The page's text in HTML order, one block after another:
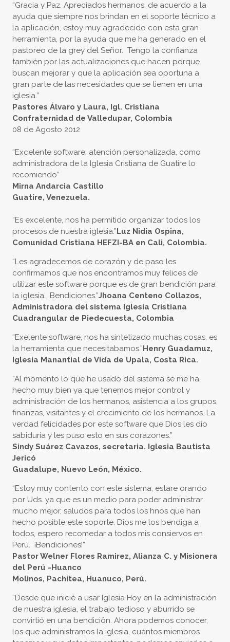
“Gracia y Paz. Apreciados hermanos, de acuerdo a la
ayuda que siempre nos brindan en el soporte técnico a
la aplicación, estoy muy agradecido con esta gran
herramienta, por la ayuda que me ha generado en el
pastoreo de la grey del Señor. Tengo la confianza
también por las actualizaciones que hacen porque
buscan mejorar y que la aplicación sea oportuna a
gran parte de las necesidades que se tienen en una
iglesia.”
Pastores Álvaro y Laura, Igl. Cristiana
Confraternidad de Valledupar, Colombia
08 de Agosto 2012
“Excelente software, atención personalizada, como
administradora de la Iglesia Cristiana de Guatire lo
recomiendo”
Mirna Andarcia Castillo
Guatire, Venezuela.
“Es excelente, nos ha permitido organizar todos los
procesos de nuestra iglesia.”Luz Nidia Ospina,
Comunidad Cristiana HEFZI-BA en Cali, Colombia.
“Les agradecemos de corazón y de paso les
confirmamos que nos encontramos muy felices de
utilizar este software porque es de gran bendición para
la iglesia… Bendiciones.”Jhoana Centeno Collazos,
Administradora del sistema Iglesia Cristiana
Cuadrangular de Piedecuesta, Colombia
“Exelente software, nos ha sintetizado muchas cosas, es
la herramienta que necesitabamos.”Henry Guadamuz,
Iglesia Manantial de Vida de Upala, Costa Rica.
“Al momento lo que he usado del sistema se me ha
hecho muy bien ya que tenemos mejor control y
administración de los hermanos, asistencia a los grupos,
finanzas, visitantes y el crecimiento de los hermanos. La
verdad felicidades por este software que Dios les dio
sabiduría y les puso esto en sus corazones.”
Sindy Suárez Cavazos, secretaria. Iglesia Bautista
Jericó
Guadalupe, Nuevo León, México.
“Estoy muy contento con este sistema, estare orando
por Uds. ya que es un medio para poder administrar
mucho mejor, saludos para todos los hnos que han
hecho posible este soporte. Dios me los bendiga a
todos, espero recomedar a todos mis consiervos en
Perú. ¡Bendiciones!”
Pastor Welner Flores Ramirez, Alianza C. y Misionera
del Perú -Huanco
Molinos, Pachitea, Huanuco, Perú.
“Desde que inicié a usar Iglesia Hoy en la administración
de nuestra iglesia, el trabajo tedioso y aburrido se
convirtió en una bendiciôn. Ahora podemos conocer,
los que administramos la iglesia, cuántos miembros